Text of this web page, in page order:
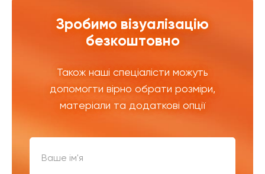
Зробимо візуалізацію
безкоштовно
Також наші спеціалісти можуть
допомогти вірно обрати розміри,
матеріали та додаткові опції